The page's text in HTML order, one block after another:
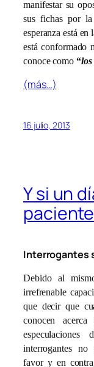
manifestar su
sus fichas por
esperanza está
está conformado
conoce como “
(más…)
16 julio, 2013
Y si un
Interrogantes
Debido al
irrefrenable
que decir que
conocen
interrogantes no
favor y en